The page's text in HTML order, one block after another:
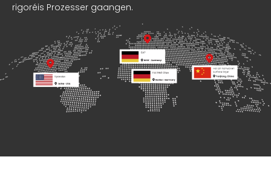
rigoréis Prozesser gaangen.